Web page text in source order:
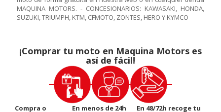
MAQUINA MOTORS. - CONCESIONARIOS: KAWASAKI, HONDA,
SUZUKI, TRIUMPH, KTM, CFMOTO, ZONTES, HERO Y KYMCO
¡Comprar tu moto en Maquina Motors es
así de fácil!
Compra o En menos de 24h En 48/72h recoge tu